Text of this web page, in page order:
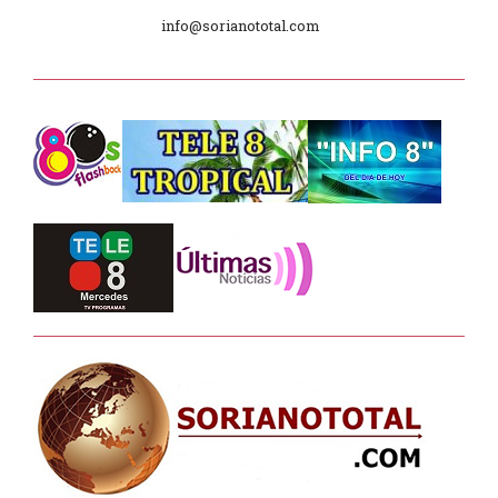
2025
Dpto. de Higiene de la Intendencia.
Tele 8 Tropical – bloque 01
Tele 8 Tropical – bloque 02
Juramento de Fidelidad al Pabellón
Nacional
info@sorianototal.com